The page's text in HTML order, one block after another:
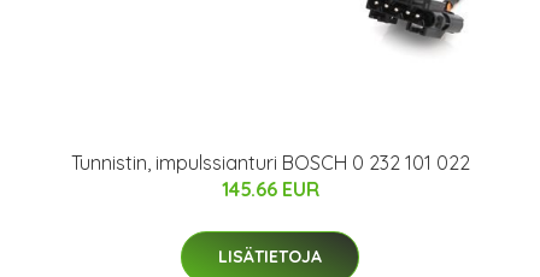
Tunnistin, impulssianturi BOSCH 0 232 101 022
145.66 EUR
LISÄTIETOJA